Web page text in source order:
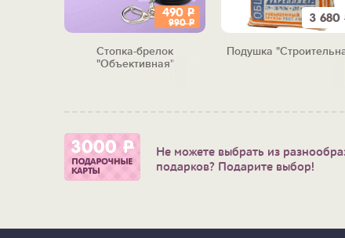
490 Р
990Р
Стопка-брелок
"Объективная"
3 680
Подушка
Не можете выбрать из
подарков? Подарите выбор!